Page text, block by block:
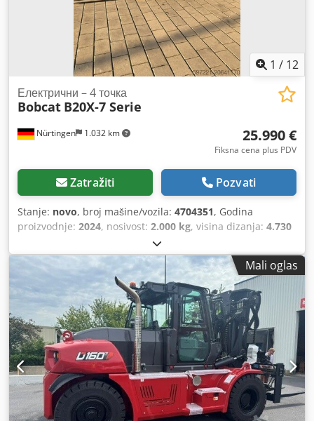
1 / 12
Nürtingen 1.032 km
Електрични – 4 точка
Bobcat B20X-7 Serie
25.990 €
Fiksna cena plus PDV
Zatražiti Pozvati
Stanje: novo, broj mašine/vozila: 4704351, Godina
proizvodnje: 2024, nosivost: 2.000 kg, visina dizanja: 4.730
1.000 mm
500 mm, vrsta goriva:električni, tip jarma:triplex,
građevinska visina:
2.230 mm, dužina viljuške: 1.200 mm,
тип мотора: Електрични, произвођач: Bobcat Codpoxz
Spwjfx Ag Esrf
Mali oglas